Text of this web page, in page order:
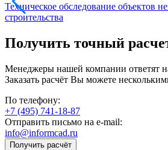
Техническое обследование объектов
строительства
Получить точный
Менеджеры нашей компании ответят
Заказать расчёт Вы можете
По телефону:
+7 (495) 741-18-87
Отправить письмо на e-mail:
info@informcad.ru
Получить расчёт